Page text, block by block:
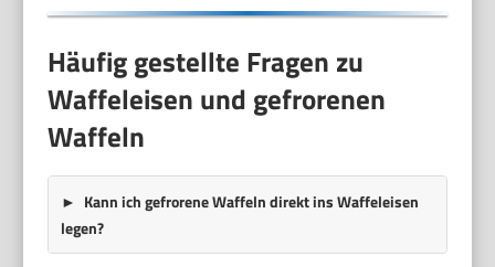
Häufig gestellte Fragen zu
Waffeleisen und gefrorenen
Waffeln
Kann ich gefrorene Waffeln direkt ins Waffeleisen
legen?